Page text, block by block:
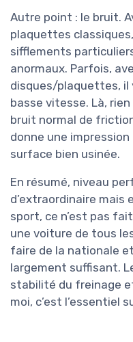
Autre point : le bruit.
plaquettes
sifflements
anormaux. Parfois,
disques/plaquettes, il
basse vitesse. Là,
bruit normal de
donne une
surface bien usinée.
En résumé, niveau
d’extraordinaire mais
sport, ce n’est pas
une voiture de tous
faire de la nationale
largement suffisant.
stabilité du freinage
moi, c’est l’essentiel